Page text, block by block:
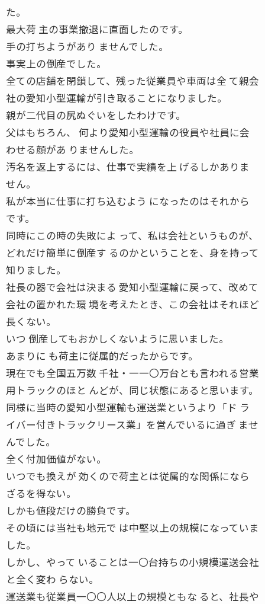
た。
最大荷 主の事業撤退に直面したのです。
手の打ちようがあり ませんでした。
事実上の倒産でした。
全ての店舗を閉鎖して、残った従業員や車両は全 て親会
社の愛知小型運輸が引き取ることになりました。
親が二代目の尻ぬぐいをしたわけです。
父はもちろん、 何より愛知小型運輸の役員や社員に会
わせる顔があ りませんした。
汚名を返上するには、仕事で実績を上 げるしかありま
せん。
私が本当に仕事に打ち込むよう になったのはそれから
です。
同時にこの時の失敗によ って、私は会社というものが、
どれだけ簡単に倒産す るのかということを、身を持って
知りました。
社長の器で会社は決まる 愛知小型運輸に戻って、改めて
会社の置かれた環 境を考えたとき、この会社はそれほど
長くない。
いつ 倒産してもおかしくないように思いました。
あまりに も荷主に従属的だったからです。
現在でも全国五万数 千社・一一〇万台とも言われる営業
用トラックのほと んどが、同じ状態にあると思います。
同様に当時の愛知小型運輸も運送業というより「ド ラ
イバー付きトラックリース業」を営んでいるに過ぎ ませ
んでした。
全く付加価値がない。
いつでも換えが 効くので荷主とは従属的な関係になら
ざるを得ない。
しかも値段だけの勝負です。
その頃には当社も地元で は中堅以上の規模になっていま
した。
しかし、やって いることは一〇台持ちの小規模運送会社
と全く変わ らない。
運送業も従業員一〇〇人以上の規模ともな ると、社長や